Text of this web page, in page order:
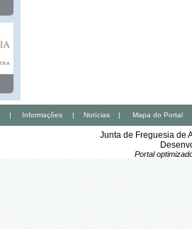
| Informações | Notícias | Mapa do Portal
Junta de Freguesia de
Portal